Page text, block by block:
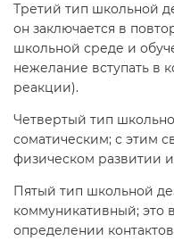
Третий тип школьной
он заключается в
школьной среде и
нежелание вступать в
реакции).
Четвертый тип
соматическим; с этим
физическом развитии и
Пятый тип школьной
коммуникативный; это
определении